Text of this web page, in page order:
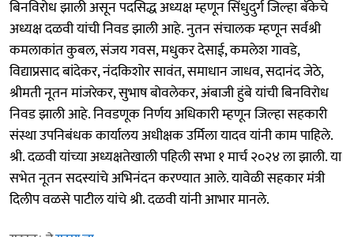
बिनविरोध झाली असून पदसिद्ध अध्यक्ष म्हणून सिंधुदुर्ग जिल्हा बँकेचे
अध्यक्ष दळवी यांची निवड झाली आहे. नुतन संचालक म्हणून सर्वश्री
कमलाकांत कुबल, संजय गवस, मधुकर देसाई, कमलेश गावडे,
विद्याप्रसाद बांदेकर, नंदकिशोर सावंत, समाधान जाधव, सदानंद जेठे,
श्रीमती नूतन मांजरेकर, सुभाष बोवलेकर, अंबाजी हुंबे यांची बिनविरोध
निवड झाली आहे. निवडणूक निर्णय अधिकारी म्हणून जिल्हा सहकारी
संस्था उपनिबंधक कार्यालय अधीक्षक उर्मिला यादव यांनी काम पाहिले.
श्री. दळवी यांच्या अध्यक्षतेखाली पहिली सभा १ मार्च २०२४ ला झाली. या
सभेत नूतन सदस्यांचे अभिनंदन करण्यात आले. यावेळी सहकार मंत्री
दिलीप वळसे पाटील यांचे श्री. दळवी यांनी आभार मानले.